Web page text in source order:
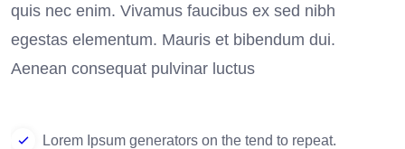
quis nec enim. Vivamus faucibus ex sed nibh
egestas elementum. Mauris et bibendum dui.
Aenean consequat pulvinar luctus
Lorem Ipsum generators on the tend to repeat.